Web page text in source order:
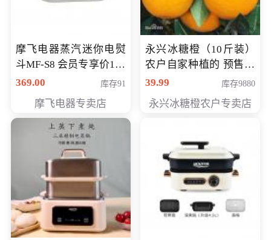
摩飞电器蒸汽迷你电熨
斗MF-S8 会员专享价168
元
369.00 库存91
摩飞电器专卖店
永兴冰糖橙（10斤装）
农户自家种植的 预售10
万斤 会员包邮专享价
39.99 库存9880
永兴冰糖橙农户专卖店